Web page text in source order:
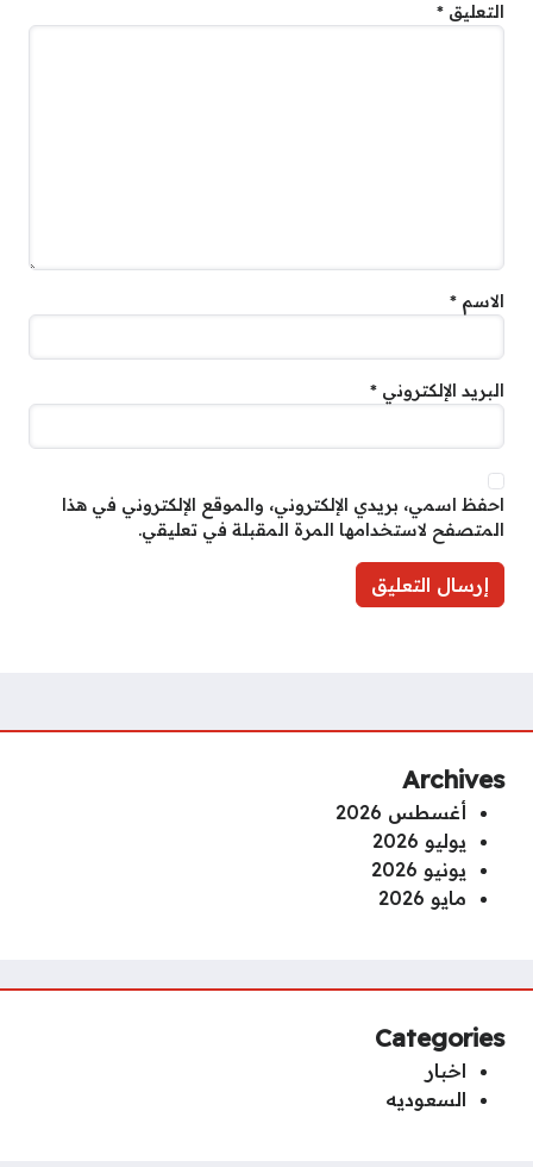
التعليق *
الاسم *
البريد الإلكتروني *
احفظ اسمي، بريدي الإلكتروني، والموقع الإلكتروني في هذا
المتصفح لاستخدامها المرة المقبلة في تعليقي.
Archives
أغسطس 2026
يوليو 2026
يونيو 2026
مايو 2026
Categories
اخبار
السعوديه